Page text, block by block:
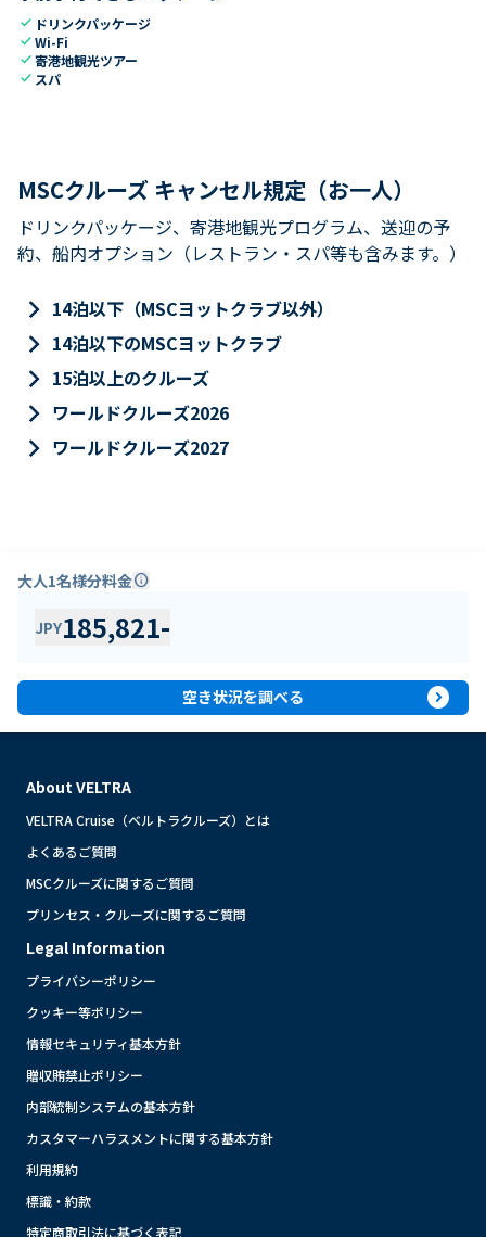
check ドリンクパッケージ
checkWi-Fi
check寄港地観光ツアー
check スパ
MSCクルーズ キャンセル規定（お一人）
ドリンクパッケージ、寄港地観光プログラム、送迎の予
約、船内オプション（レストラン・スパ等も含みます。）
keyboard_arrow_right 14泊以下（MSCヨットクラブ以外）
keyboard_arrow_right 14泊以下のMSCヨットクラブ
keyboard_arrow_right 15泊以上のクルーズ
keyboard_arrow_right ワールドクルーズ2026
keyboard_arrow_right ワールドクルーズ2027
大人1名様分料金info
JPY185,821-
空き状況を調べる expand_circle_right
About VELTRA
VELTRA Cruise（ベルトラクルーズ）とは
よくあるご質問
MSCクルーズに関するご質問
プリンセス・クルーズに関するご質問
Legal Information
プライバシーポリシー
クッキー等ポリシー
情報セキュリティ基本方針
贈収賄禁止ポリシー
内部統制システムの基本方針
カスタマーハラスメントに関する基本方針
利用規約
標識・約款
特定商取引法に基づく表記